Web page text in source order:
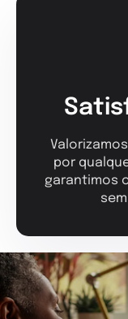
por
garantimos